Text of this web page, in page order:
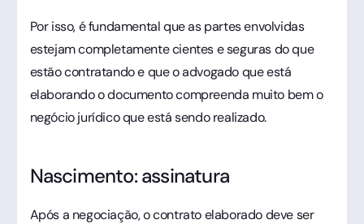
Por isso, é fundamental que as partes envolvidas
estejam completamente cientes e seguras do que
estão contratando e que o advogado que está
elaborando o documento compreenda muito bem o
negócio jurídico que está sendo realizado.
Nascimento: assinatura
Após a negociação, o contrato elaborado deve ser